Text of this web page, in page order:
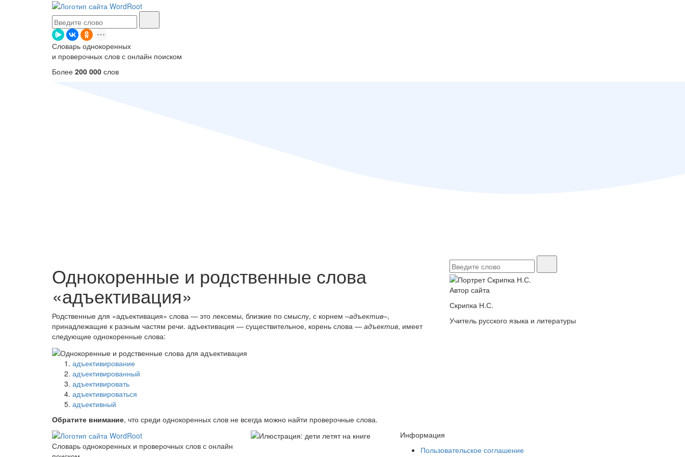
Словарь однокоренных
и проверочных слов с онлайн поиском
Более 200 000 слов
Однокоренные и родственные слова
«адъективация»
Родственные для «адъективация» слова — это лексемы, близкие по смыслу, с корнем –адъектив–,
принадлежащие к разным частям речи. адъективация — существительное, корень слова — адъектив, имеет
следующие однокоренные слова:
адъективирование
адъективированный
адъективировать
адъективироваться
адъективный
Обратите внимание, что среди однокоренных слов не всегда можно найти проверочные слова.
Автор сайта
Скрипка Н.С.
Учитель русского языка и литературы
Словарь однокоренных и проверочных слов с онлайн
Информация
Пользовательское соглашение